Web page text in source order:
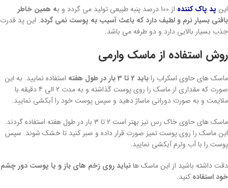
این پد پاک کننده از 100 درصد پنبه طبیعی تولید می گردد و ب
ه همین خاطر
بافتی بسیار نرم و لطیف دارد که باعث آسیب به پوست نمی گردد. این پد قدرت
جذب بسیار بالایی دارد و دو طرفه می باشد.
روش استفاده از ماسک وارمی
ماسک های حاوی اسکراب راباید 2 تا 3 بار در طول هفته
استفاده نمایید. به این
صورت که مقداری از ماسک را روی پوست گذاشته و به مدت 2 الی 4 دقیقه با
ملایمت و به صورت دورانی ماساژ دهید و سپس پوست خود را آبکشی نمایید.
ماسک های حاوی خاک رس نیز بهتر است 2 تا 3 بار در طول هفته استفاده گردند.
این ماسک را روی پوست تمیز صورت قرار داده و صبر کنید تا خشک شوند. سپس
پوست را با آب ولرم آبکشی نمایید.
دقت داشته باشید از این ماسک هانباید روی زخم های باز و یا پوست دور چشم
خود استفاده کنید.